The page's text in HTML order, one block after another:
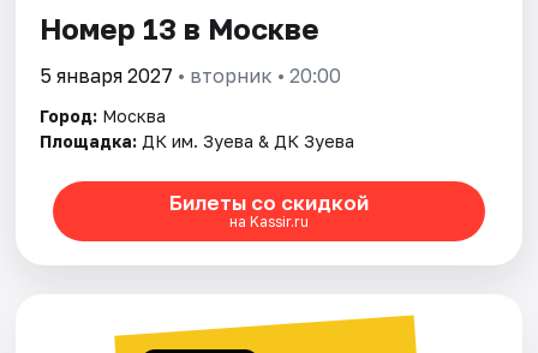
Номер 13 в Москве
5 января 2027 • вторник • 20:00
Город: Москва
Площадка: ДК им. Зуева & ДК Зуева
Билеты со скидкой
на Kassir.ru